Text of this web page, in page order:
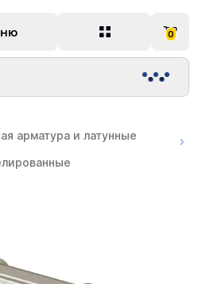
0
арматура и латунные